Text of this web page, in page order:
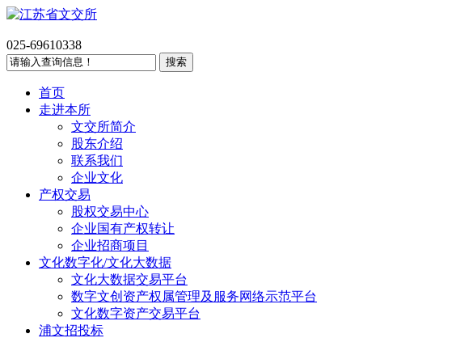
025-69610338
首页
走进本所
文交所简介
股东介绍
联系我们
企业文化
产权交易
股权交易中心
企业国有产权转让
企业招商项目
文化数字化/文化大数据
文化大数据交易平台
数字文创资产权属管理及服务网络示范平台
文化数字资产交易平台
浦文招投标